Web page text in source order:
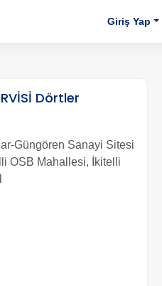
Giriş Yap
Dörtler
Güngören Sanayi Sitesi
OSB Mahallesi, İkitelli